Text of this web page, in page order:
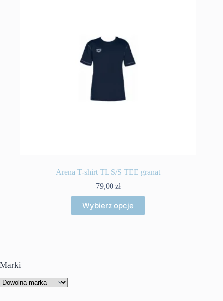
Arena T-shirt TL S/S TEE granat
79,00 zł
Wybierz opcje
produkt
ma
Marki